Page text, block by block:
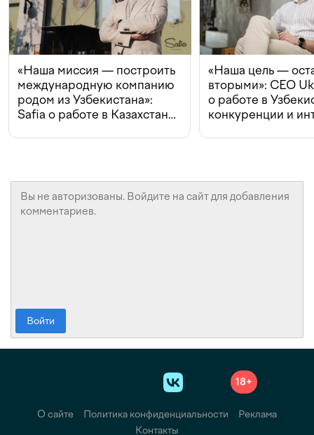
«Наша миссия — построить
международную компанию
родом из Узбекистана»:
Safia о работе в Казахстане,
«Наша цель —
вторыми»: CEO
о работе в
конкуренции и
Войти
18+
О сайте Политика конфиденциальности
Реклама
Контакты